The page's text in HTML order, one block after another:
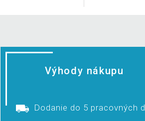
Výhody nákupu
Dodanie do 5 pracovných